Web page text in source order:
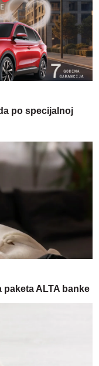
po specijalnoj
ALTA banke